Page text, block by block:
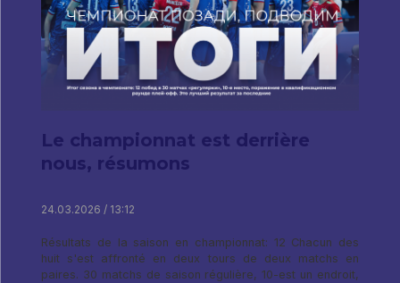
Le championnat est derrière
nous, résumons
24.03.2026 / 13:12
Résultats de la saison en championnat: 12 Chacun des
huit s'est affronté en deux tours de deux matchs en
paires. 30 matchs de saison régulière, 10-est un endroit,